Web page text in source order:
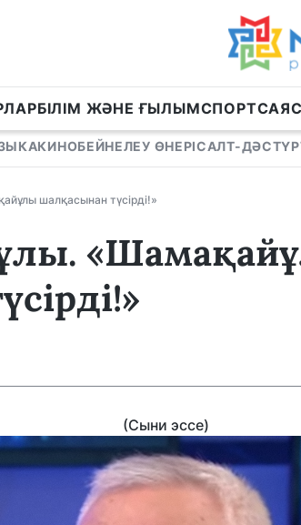
БІЛІМ ЖӘНЕ ҒЫЛЫМСПОРТ
КИНОБЕЙНЕЛЕУ ӨНЕРІСАЛТ-ДӘСТҮР
шалқасынан түсірді!»
(Сыни эссе)